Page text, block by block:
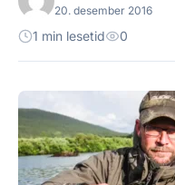
20. desember 2016
1 min lesetid 0